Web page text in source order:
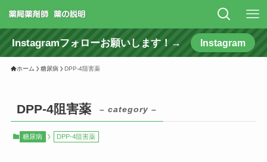
Instagramフォローお願いします！→ Instagram
ホーム 糖尿病 DPP-4阻害薬
DPP-4阻害薬 – category –
糖尿病 DPP-4阻害薬